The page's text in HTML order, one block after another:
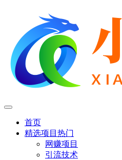
首页
精选项目 热门
网赚项目
引流技术